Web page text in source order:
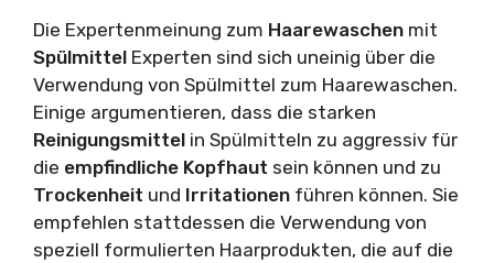
Die Expertenmeinung zum Haarewaschen mit
Spülmittel Experten sind sich uneinig über die
Verwendung von Spülmittel zum Haarewaschen.
Einige argumentieren, dass die starken
Reinigungsmittel in Spülmitteln zu aggressiv für
die empfindliche Kopfhaut sein können und zu
Trockenheit und Irritationen führen können. Sie
empfehlen stattdessen die Verwendung von
speziell formulierten Haarprodukten, die auf die